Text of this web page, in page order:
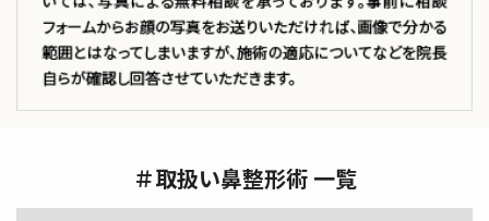
＃取扱い鼻整形術 一覧